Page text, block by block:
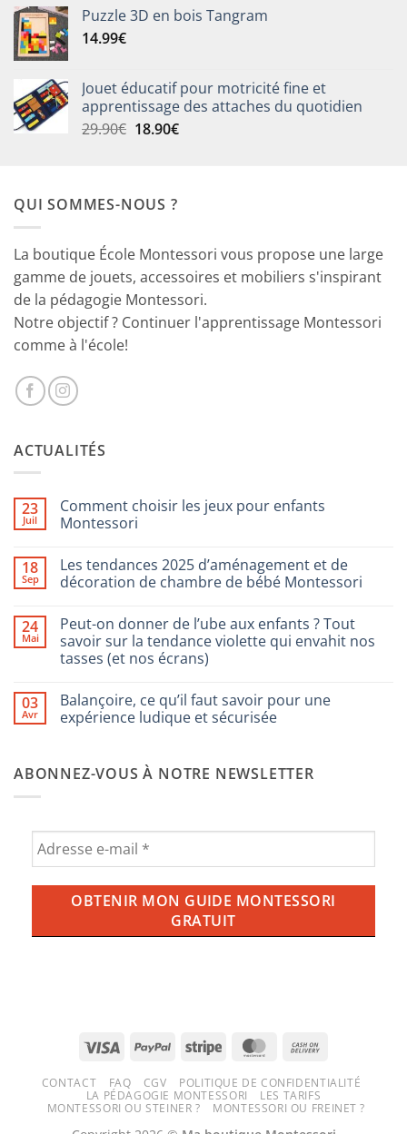
Puzzle 3D en bois Tangram
14.99€
Jouet éducatif pour motricité fine et
apprentissage des attaches du quotidien
29.90€ Le
29.90€.
18.90€Le
QUI SOMMES-NOUS ?
La boutique École Montessori vous propose une large
gamme de jouets, accessoires et mobiliers s'inspirant
de la pédagogie Montessori.
Notre objectif ? Continuer l'apprentissage Montessori
comme à l'école!
ACTUALITÉS
23
Juil
Comment choisir les jeux pour enfants
Montessori
sur
Comment
choisir
pour
enfants
Montessori
18
Sep
Les tendances 2025 d’aménagement et de
décoration de chambre de bébé Montessori
sur
Les
tendances
2025
de
décoration
de
chambre
Montessori
24
Mai
Peut-on donner de l’ube aux enfants ? Tout
savoir sur la tendance violette qui envahit nos
tasses (et nos écrans)
sur
Peut-
on
aux
enfants
sur
tendance
violette
envahit
nos
nos
03
Avr
Balançoire, ce qu’il faut savoir pour une
expérience ludique et sécurisée
Balançoire,
ce
pour
expérience
ludique
sécurisée
ABONNEZ-VOUS À NOTRE NEWSLETTER
Visa PayPal Stripe MasterCard
Delivery
CONTACT FAQ CGV
POLITIQUE DE CONFIDENTIALITÉ
LA PÉDAGOGIE MONTESSORI
LES TARIFS
MONTESSORI OU STEINER ?
MONTESSORI OU FREINET ?